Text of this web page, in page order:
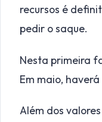
recursos é
pedir o saque.
Nesta primeira
Em maio,
Além dos